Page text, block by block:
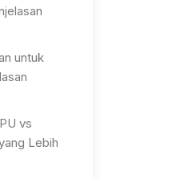
untuk
vs
Lebih